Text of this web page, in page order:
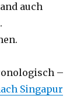
auch
–
Singapur